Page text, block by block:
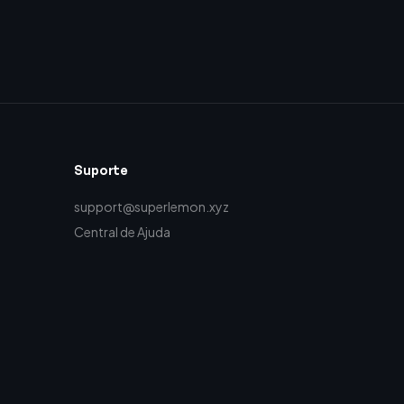
Suporte
support@superlemon.xyz
Central de Ajuda